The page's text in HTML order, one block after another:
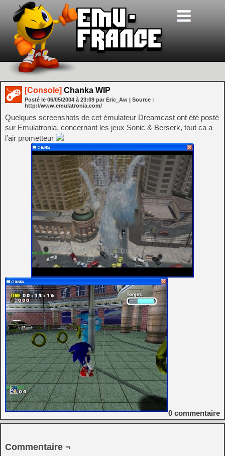
[Console] Chanka WIP
Posté le 06/05/2004 à 23:09 par Eric_Aw | Source :
http://www.emulatronia.com/
Quelques screenshots de cet émulateur Dreamcast ont été posté
sur Emulatronia, concernant les jeux Sonic & Berserk, tout ca a
l’air prometteur
0 commentaire
Commentaire ¬